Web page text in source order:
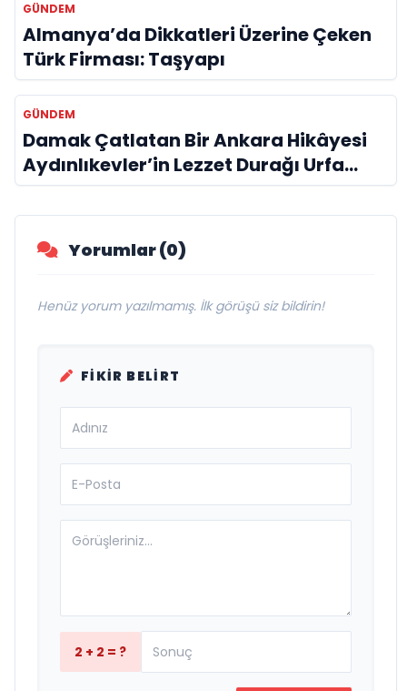
GÜNDEM
Almanya’da Dikkatleri Üzerine Çeken
Türk Firması: Taşyapı
GÜNDEM
Damak Çatlatan Bir Ankara Hikâyesi
Aydınlıkevler’in Lezzet Durağı Urfa
Damak
Yorumlar (0)
Henüz yorum yazılmamış. İlk görüşü siz bildirin!
FIKIR BELIRT
2 + 2 = ?